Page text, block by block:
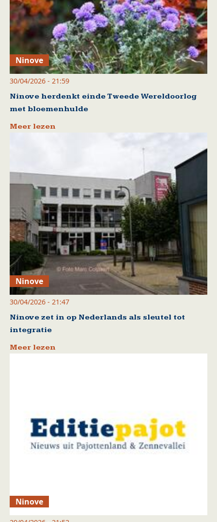
Ninove
30/04/2026 - 21:59
Ninove herdenkt einde Tweede Wereldoorlog
met bloemenhulde
Meer lezen
Ninove
30/04/2026 - 21:47
Ninove zet in op Nederlands als sleutel tot
integratie
Meer lezen
Ninove